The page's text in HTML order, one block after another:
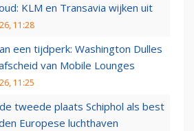
KLM en Transavia wijken uit
11:28
een tijdperk: Washington Dulles
van Mobile Lounges
11:25
tweede plaats Schiphol als best
Europese luchthaven